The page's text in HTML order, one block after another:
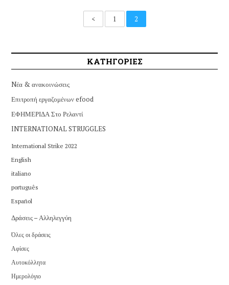
< 1 2
ΚΑΤΗΓΟΡΙΕΣ
Nέα & ανακοινώσεις
Επιτροπή εργαζομένων efood
ΕΦΗΜΕΡΙΔΑ Στο Ρελαντί
INTERNATIONAL STRUGGLES
International Strike 2022
English
italiano
português
Español
Δράσεις – Αλληλεγγύη
Όλες οι δράσεις
Αφίσες
Αυτοκόλλητα
Ημερολόγιο